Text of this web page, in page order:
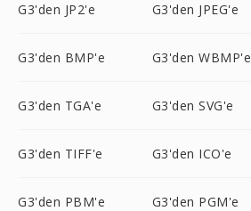
G3'den JP2'e G3'den JPEG'e
G3'den BMP'e G3'den WBMP'e
G3'den TGA'e G3'den SVG'e
G3'den TIFF'e G3'den ICO'e
G3'den PBM'e G3'den PGM'e